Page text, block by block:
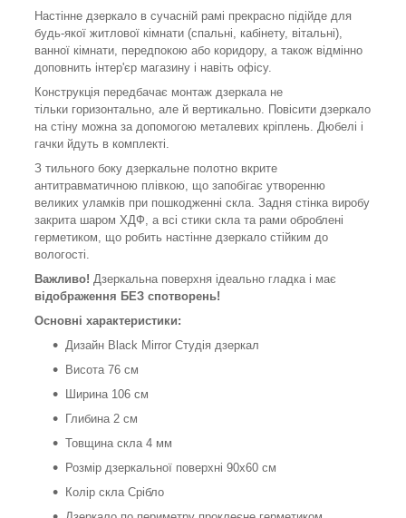
Настінне дзеркало в сучасній рамі прекрасно підійде для
будь-якої житлової кімнати (спальні, кабінету, вітальні),
ванної кімнати, передпокою або коридору, а також відмінно
доповнить інтер'єр магазину і навіть офісу.
Конструкція передбачає монтаж дзеркала не
тільки горизонтально, але й вертикально. Повісити дзеркало
на стіну можна за допомогою металевих кріплень. Дюбелі і
гачки йдуть в комплекті.
З тильного боку дзеркальне полотно вкрите
антитравматичною плівкою, що запобігає утворенню
великих уламків при пошкодженні скла. Задня стінка виробу
закрита шаром ХДФ, а всі стики скла та рами оброблені
герметиком, що робить настінне дзеркало стійким до
вологості.
Важливо! Дзеркальна поверхня ідеально гладка і має
відображення БЕЗ спотворень!
Основні характеристики:
Дизайн Black Mirror Студія дзеркал
Висота 76 см
Ширина 106 см
Глибина 2 см
Товщина скла 4 мм
Розмір дзеркальної поверхні 90х60 см
Колір скла Срібло